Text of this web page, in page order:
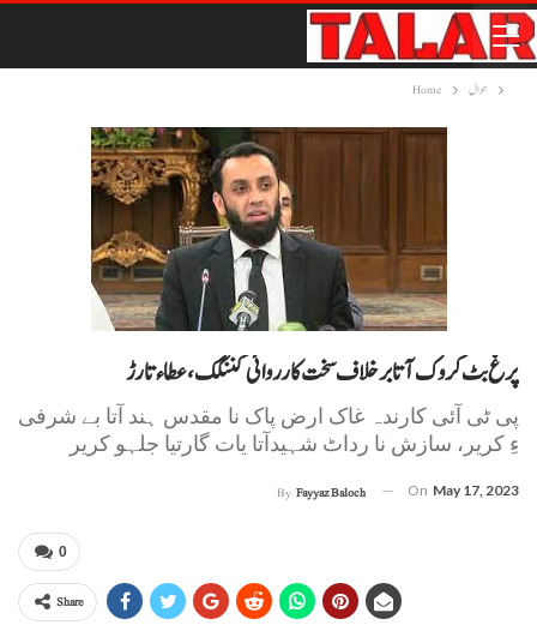
Home حوال
پرغ بٹ کروک آتا برخلاف سخت کارروائی کننگک، عطاء تارڑ
پی ٹی آئی کارندہ غاک ارض پاک نا مقدس ہند آتا بے شرفی
ءِ کریر، سازش نا رداٹ شہیدآتا یات گارتیا جلہو کریر
By Fayyaz Baloch On May 17, 2023
0
Share